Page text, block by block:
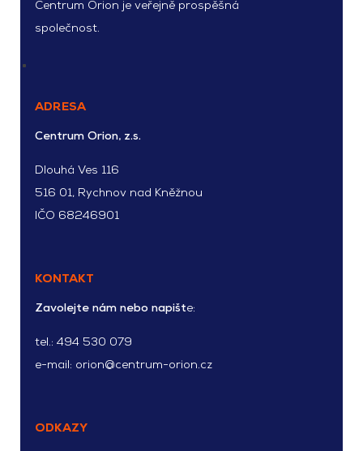
Centrum Orion je veřejně prospěšná
společnost.
ADRESA
Centrum Orion, z.s.
Dlouhá Ves 116
516 01, Rychnov nad Kněžnou
IČO 68246901
KONTAKT
Zavolejte nám nebo napište:
tel.: 494 530 079
e-mail: orion@centrum-orion.cz
ODKAZY